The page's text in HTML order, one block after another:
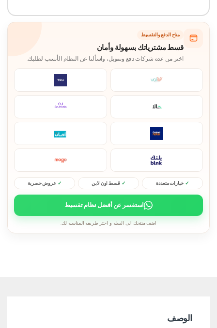
متاح الدفع والتقسيط
قسط مشترياتك بسهولة وأمان
اختر من عدة شركات دفع وتمويل، واسألنا عن النظام الأنسب لطلبك.
خيارات متعددة قسط اون لاين عروض حصرية
استفسر عن أفضل نظام تقسيط
اضف منتجك الى السله و اختر طريقه المناسبه لك.
الوصف